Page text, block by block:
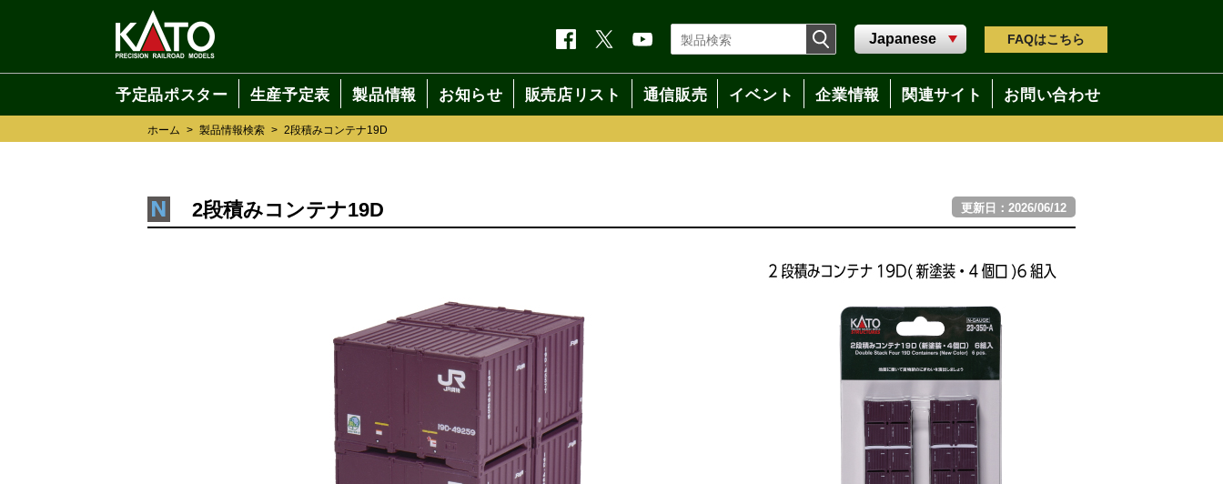
FAQはこちら
予定品ポスター 生産予定表 製品情報 お知らせ 販売店リスト 通信販売 イベント 企業情報 関連サイト お問い合わせ
ホーム > 製品情報検索 > 2段積みコンテナ19D
2段積みコンテナ19D 更新日：2026/06/12